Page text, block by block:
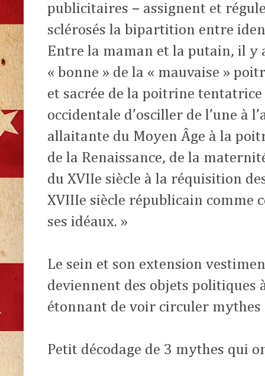
publicitaires – assignent et
sclérosés la bipartition entre
Entre la maman et la putain, il y
« bonne » de la « mauvaise »
et sacrée de la poitrine tentatrice
occidentale d’osciller de l’une à
allaitante du Moyen Âge à la
de la Renaissance, de la
du XVIIe siècle à la réquisition
XVIIIe siècle républicain comme
ses idéaux. »
Le sein et son extension
deviennent des objets politiques
étonnant de voir circuler mythes
Petit décodage de 3 mythes qui